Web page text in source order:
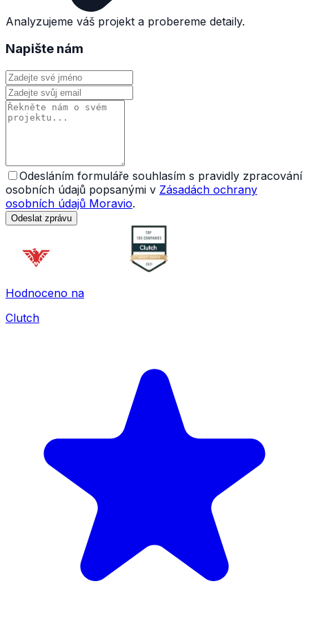
Analyzujeme váš projekt a probereme detaily.
Napište nám
Odesláním formuláře souhlasím s pravidly zpracování
osobních údajů popsanými v Zásadách ochrany
osobních údajů Moravio.
Odeslat zprávu
Hodnoceno na
Clutch